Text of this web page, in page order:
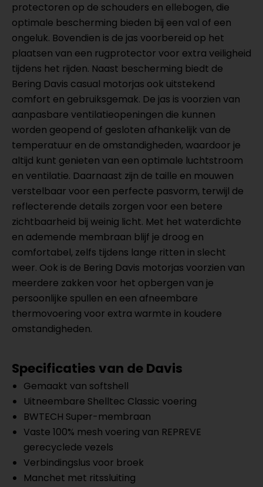
protectoren op de schouders en ellebogen, die
optimale bescherming bieden bij een val of een
ongeluk. Bovendien is de jas voorbereid op het
plaatsen van een rugprotector voor extra veiligheid
tijdens het rijden. Naast bescherming biedt de
Bering Davis casual motorjas ook uitstekend
comfort en gebruiksgemak. De jas is voorzien van
aanpasbare ventilatieopeningen die kunnen
worden geopend of gesloten afhankelijk van de
temperatuur en de omstandigheden, waardoor je
altijd kunt genieten van een optimale luchtstroom
en ventilatie. Daarnaast zijn de taille en mouwen
verstelbaar voor een perfecte pasvorm, terwijl de
reflecterende details zorgen voor een betere
zichtbaarheid bij weinig licht. Met het waterdichte
en ademende membraan blijf je droog en
comfortabel, zelfs tijdens lange ritten in slecht
weer. Ook is de Bering Davis motorjas voorzien van
meerdere zakken voor het opbergen van je
persoonlijke spullen en een afneembare
thermovoering voor extra warmte in koudere
omstandigheden.
Specificaties van de Davis
Gemaakt van softshell
Uitneembare Shelltec Classic voering
BWTECH Super-membraan
Vaste 100% mesh voering van REPREVE
gerecyclede vezels
Verbindingslus voor broek
Manchet met ritssluiting